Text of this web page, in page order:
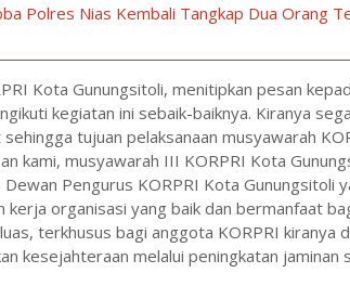
Polres Nias Kembali Tangkap Dua Orang
Kota Gunungsitoli, menitipkan pesan
kegiatan ini sebaik-baiknya. Kiranya
tujuan pelaksanaan musyawarah
kami, musyawarah III KORPRI Kota
Pengurus KORPRI Kota Gunungsitoli
organisasi yang baik dan bermanfaat
terkhusus bagi anggota KORPRI kiranya
kesejahteraan melalui peningkatan jaminan